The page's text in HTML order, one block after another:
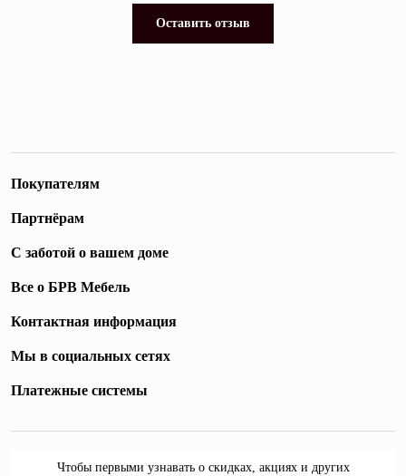
Оставить отзыв
Покупателям
Партнёрам
С заботой о вашем доме
Все о БРВ Мебель
Контактная информация
Мы в социальных сетях
Платежные системы
Чтобы первыми узнавать о скидках, акциях и других